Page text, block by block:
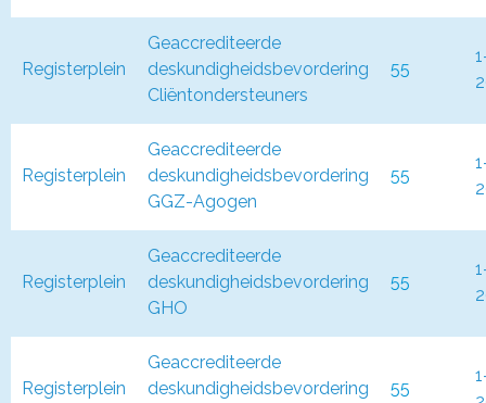
Registerplein
Geaccrediteerde
deskundigheidsbevordering
Cliëntondersteuners
55
Registerplein
Geaccrediteerde
deskundigheidsbevordering
GGZ-Agogen
55
Registerplein
Geaccrediteerde
deskundigheidsbevordering
GHO
55
Registerplein
Geaccrediteerde
deskundigheidsbevordering
55